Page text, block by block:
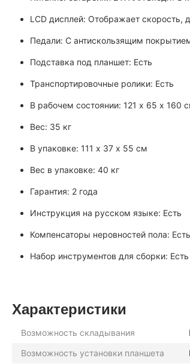
LCD дисплей: Отображает скорость,
Педали: С антискользящим
Подставка под планшет: Есть
Транспортировочные ролики: Есть
В рабочем состоянии: 121 х 65 х 160
Вес: 35 кг
В упаковке: 111 х 37 х 55 см
Вес в упаковке: 40 кг
Гарантия: 2 года
Инструкция на русском языке: Есть
Компенсаторы неровностей пола: Есть
Набор инструментов для сборки: Есть
Характеристики
Возможность складывания
Возможность установки планшета